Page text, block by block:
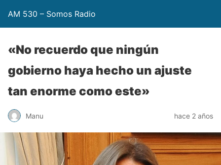
AM 530 – Somos Radio
«No recuerdo que ningún
gobierno haya hecho un ajuste
tan enorme como este»
Manu hace 2 años